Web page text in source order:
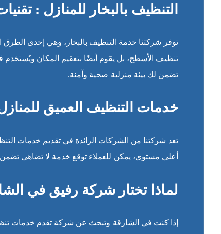
التنظيف بالبخار للمنازل :
توفر شركتنا خدمة التنظيف بالبخار، وهي إحدى الطرق
تنظيف الأسطح، بل يقوم أيضًا بتعقيم المكان ويُستخدم
تضمن لك بيئة منزلية صحية وآمنة.
خدمات التنظيف العميق
تعد شركتنا من الشركات الرائدة في تقديم خدمات
أعلى مستوى، يمكن للعملاء توقع خدمة لا تضاهى
لماذا تختار شركة رفيق في
إذا كنت في الشارقة وتبحث عن شركة تقدم خدمات